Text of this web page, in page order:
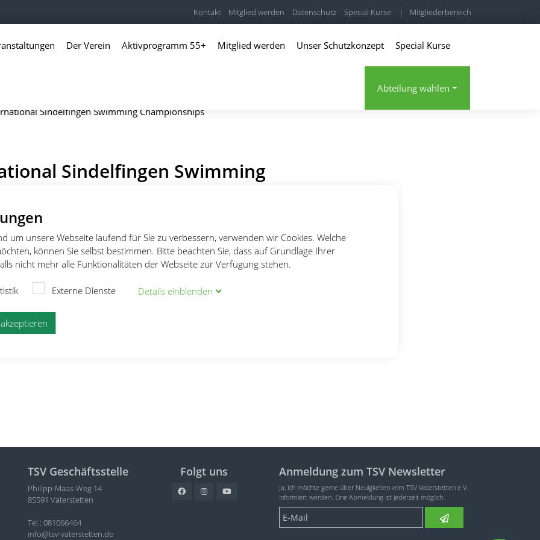
um unsere Webseite laufend für Sie zu verbessern, verwenden wir Cookies. Welche
können Sie selbst bestimmen. Bitte beachten Sie, dass auf Grundlage Ihrer
nicht mehr alle Funktionalitäten der Webseite zur Verfügung stehen.
Externe Dienste Details einblenden
Kontakt Mitglied werden Datenschutz Special Kurse | Mitgliederbereich
Der Verein Aktivprogramm 55+ Mitglied werden Unser Schutzkonzept Special Kurse
Abteilung wählen
Sindelfingen Swimming Championships
Sindelfingen Swimming
12.03.2023
Sindelfingen (Hallenbad), Hohenzollernstraße 23, 71067 Sindelfingen
TSV Geschäftsstelle
Philipp-Maas-Weg 14
85591 Vaterstetten
Tel.: 081066464
info@tsv-vaterstetten.de
Folgt uns Anmeldung zum TSV Newsletter
Ja, ich möchte gerne über Neuigkeiten vom TSV Vaterstetten e.V.
informiert werden. Eine Abmeldung ist jederzeit möglich.